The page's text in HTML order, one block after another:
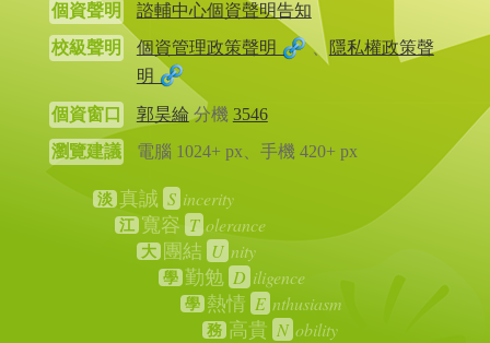
個資聲明
諮輔中心個資聲明告知
校級聲明
個資管理政策聲明 、 隱私權政策聲
明
個資窗口 郭昊綸 分機 3546
瀏覽建議
電腦 1024+ px、手機 420+ px
淡 真誠 S incerity
江 寬容 T olerance
大 團結 U nity
學 勤勉 D iligence
學 熱情 E nthusiasm
務 高貴 N obility